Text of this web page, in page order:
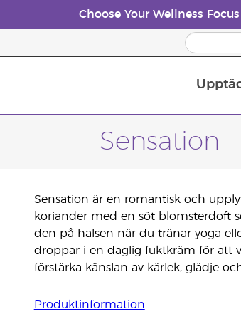
Choose Your Wellness Focus
Sensation
Sensation är en romantisk och
koriander med en söt blomsterdoft
den på halsen när du tränar yoga
droppar i en daglig fuktkräm för att
förstärka känslan av kärlek, glädje
Produktinformation